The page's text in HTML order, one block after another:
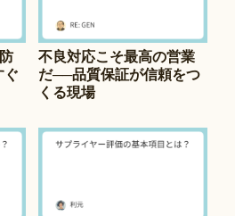
ぐ
不良対応こそ最高の営業
だ──品質保証が信頼をつ
くる現場